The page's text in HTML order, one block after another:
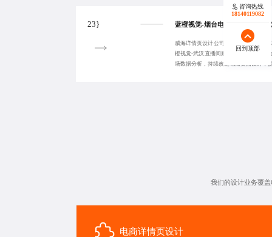
23}
威海详情页设计公司,武汉电商专题页
橙视觉-武汉直播间贴片设计,以数据驱
场数据分析，持续改进电商页面设计，
我们的设计业务覆盖
电商详情页设计
咨询热线
18140119082
回到顶部